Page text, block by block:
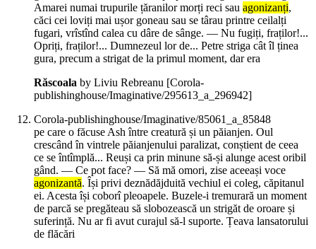
Amarei numai trupurile țăranilor morți reci sau agonizanți,
căci cei loviți mai ușor goneau sau se târau printre ceilalți
fugari, vrîstînd calea cu dâre de sânge. ― Nu fugiți, fraților!...
Opriți, fraților!... Dumnezeul lor de... Petre striga cât îl ținea
gura, precum a strigat de la primul moment, dar era
Răscoala by Liviu Rebreanu [Corola-
publishinghouse/Imaginative/295613_a_296942]
Corola-publishinghouse/Imaginative/85061_a_85848
pe care o făcuse Ash între creatură și un păianjen. Oul
crescând în vintrele păianjenului paralizat, conștient de ceea
ce se întîmplă... Reuși ca prin minune să-și alunge acest oribil
gând. ― Ce pot face? ― Să mă omori, zise aceeași voce
agonizantă. Își privi deznădăjduită vechiul ei coleg, căpitanul
ei. Acesta își coborî pleoapele. Buzele-i tremurară un moment
de parcă se pregăteau să slobozească un strigăt de oroare și
suferință. Nu ar fi avut curajul să-l suporte. Țeava lansatorului
de flăcări